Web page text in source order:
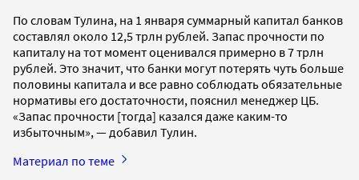
По словам Тулина, на 1 января суммарный капитал банков
составлял около 12,5 трлн рублей. Запас прочности по
капиталу на тот момент оценивался примерно в 7 трлн
рублей. Это значит, что банки могут потерять чуть больше
половины капитала и все равно соблюдать обязательные
нормативы его достаточности, пояснил менеджер ЦБ.
«Запас прочности [тогда] казался даже каким-то
избыточным», — добавил Тулин.
Материал по теме